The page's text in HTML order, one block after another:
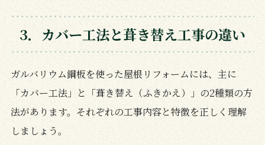
3．カバー工法と葺き替え工事の違い
ガルバリウム鋼板を使った屋根リフォームには、主に
「カバー工法」と「葺き替え（ふきかえ）」の2種類の方
法があります。それぞれの工事内容と特徴を正しく理解
しましょう。